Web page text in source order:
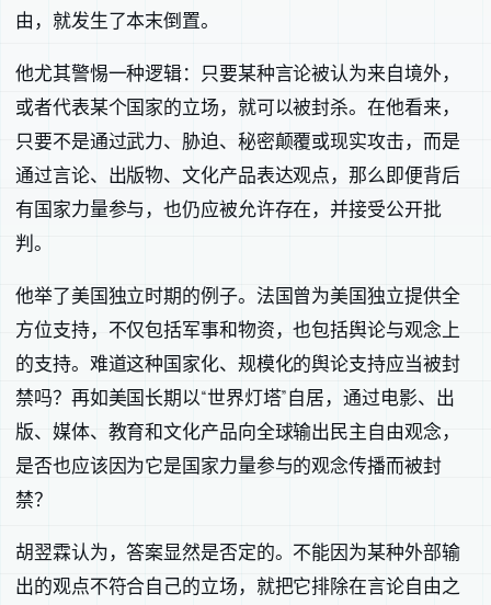
由，就发生了本末倒置。
他尤其警惕一种逻辑：只要某种言论被认为来自境外，
或者代表某个国家的立场，就可以被封杀。在他看来，
只要不是通过武力、胁迫、秘密颠覆或现实攻击，而是
通过言论、出版物、文化产品表达观点，那么即便背后
有国家力量参与，也仍应被允许存在，并接受公开批
判。
他举了美国独立时期的例子。法国曾为美国独立提供全
方位支持，不仅包括军事和物资，也包括舆论与观念上
的支持。难道这种国家化、规模化的舆论支持应当被封
禁吗？再如美国长期以“世界灯塔”自居，通过电影、出
版、媒体、教育和文化产品向全球输出民主自由观念，
是否也应该因为它是国家力量参与的观念传播而被封
禁？
胡翌霖认为，答案显然是否定的。不能因为某种外部输
出的观点不符合自己的立场，就把它排除在言论自由之